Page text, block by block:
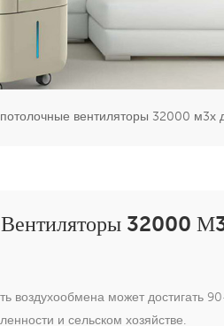
вентиляторы 32000 м3х
32000
воздухообмена может достигать
и сельском хозяйстве.